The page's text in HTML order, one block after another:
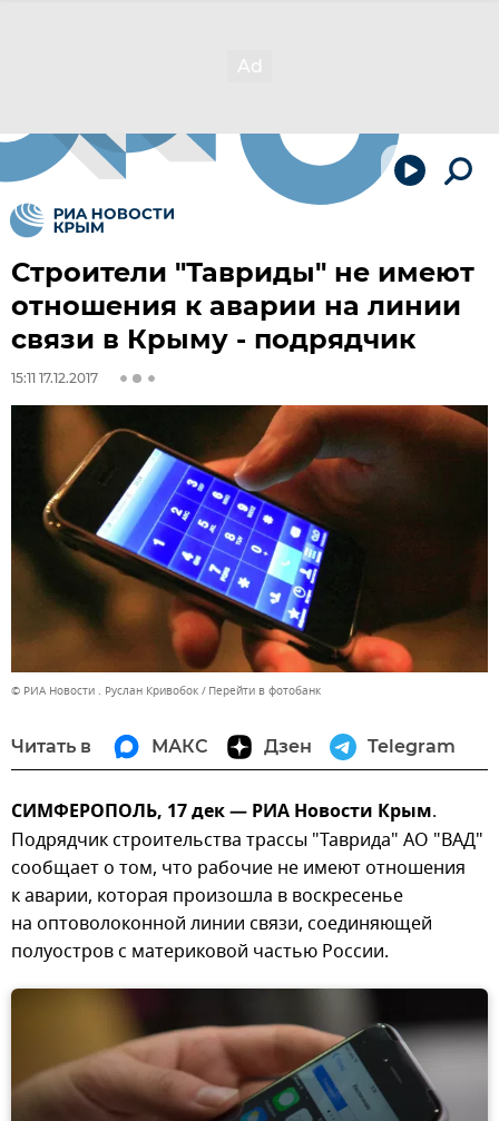
Строители "Тавриды" не имеют
отношения к аварии на линии
связи в Крыму - подрядчик
15:11 17.12.2017
© РИА Новости . Руслан Кривобок Перейти в фотобанк
Читать в МАКС Дзен Telegram
СИМФЕРОПОЛЬ, 17 дек — РИА Новости Крым.
Подрядчик строительства трассы "Таврида" АО "ВАД"
сообщает о том, что рабочие не имеют отношения
к аварии, которая произошла в воскресенье
на оптоволоконной линии связи, соединяющей
полуостров с материковой частью России.